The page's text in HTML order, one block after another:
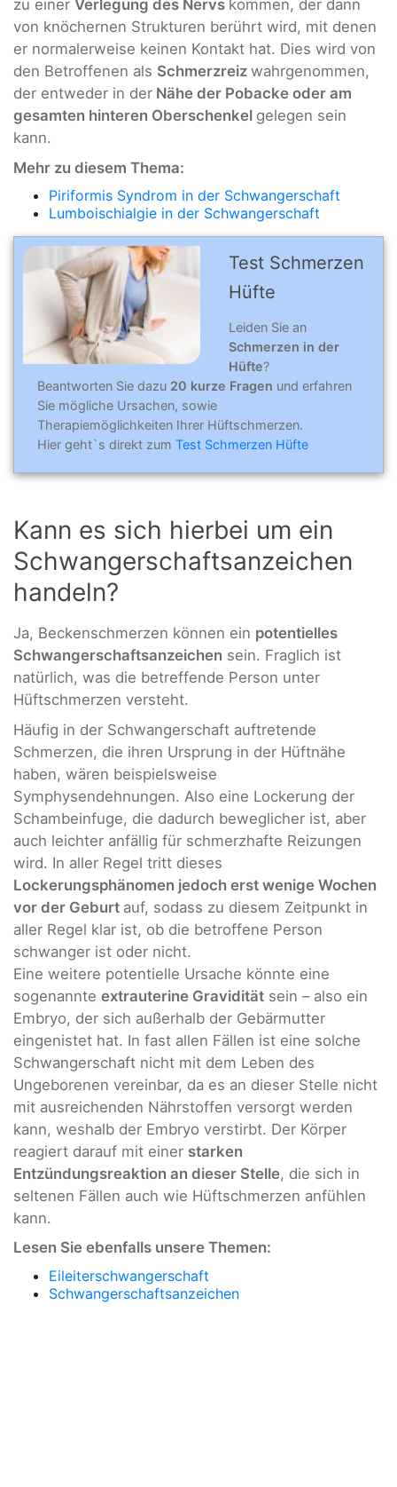
zu einer Verlegung des Nervs kommen, der dann
von knöchernen Strukturen berührt wird, mit denen
er normalerweise keinen Kontakt hat. Dies wird von
den Betroffenen als Schmerzreiz wahrgenommen,
der entweder in der Nähe der Pobacke oder am
gesamten hinteren Oberschenkel gelegen sein
kann.
Mehr zu diesem Thema:
Piriformis Syndrom in der Schwangerschaft
Lumboischialgie in der Schwangerschaft
Test Schmerzen
Hüfte
Leiden Sie an
Schmerzen in der
Hüfte?
Beantworten Sie dazu 20 kurze Fragen und erfahren
Sie mögliche Ursachen, sowie
Therapiemöglichkeiten Ihrer Hüftschmerzen.
Hier geht`s direkt zum Test Schmerzen Hüfte
Kann es sich hierbei um ein
Schwangerschaftsanzeichen
handeln?
Ja, Beckenschmerzen können ein potentielles
Schwangerschaftsanzeichen sein. Fraglich ist
natürlich, was die betreffende Person unter
Hüftschmerzen versteht.
Häufig in der Schwangerschaft auftretende
Schmerzen, die ihren Ursprung in der Hüftnähe
haben, wären beispielsweise
Symphysendehnungen. Also eine Lockerung der
Schambeinfuge, die dadurch beweglicher ist, aber
auch leichter anfällig für schmerzhafte Reizungen
wird. In aller Regel tritt dieses
Lockerungsphänomen jedoch erst wenige Wochen
vor der Geburt auf, sodass zu diesem Zeitpunkt in
aller Regel klar ist, ob die betroffene Person
schwanger ist oder nicht.
Eine weitere potentielle Ursache könnte eine
sogenannte extrauterine Gravidität sein – also ein
Embryo, der sich außerhalb der Gebärmutter
eingenistet hat. In fast allen Fällen ist eine solche
Schwangerschaft nicht mit dem Leben des
Ungeborenen vereinbar, da es an dieser Stelle nicht
mit ausreichenden Nährstoffen versorgt werden
kann, weshalb der Embryo verstirbt. Der Körper
reagiert darauf mit einer starken
Entzündungsreaktion an dieser Stelle, die sich in
seltenen Fällen auch wie Hüftschmerzen anfühlen
kann.
Lesen Sie ebenfalls unsere Themen:
Eileiterschwangerschaft
Schwangerschaftsanzeichen